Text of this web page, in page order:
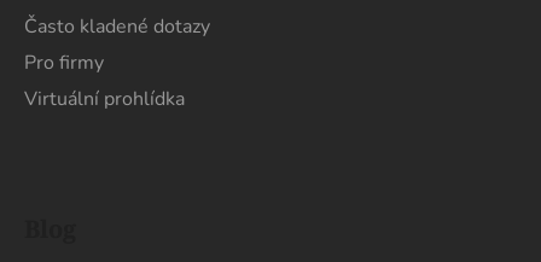
Často kladené dotazy
Pro firmy
Virtuální prohlídka